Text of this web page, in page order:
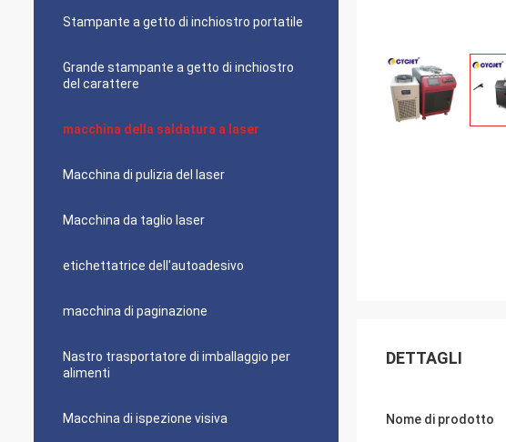
Stampante a getto di inchiostro portatile
Grande stampante a getto di inchiostro
del carattere
macchina della saldatura a laser
Macchina di pulizia del laser
Macchina da taglio laser
etichettatrice dell'autoadesivo
macchina di paginazione
Nastro trasportatore di imballaggio per
alimenti
Macchina di ispezione visiva
DETTAGLI
Nome di prodotto